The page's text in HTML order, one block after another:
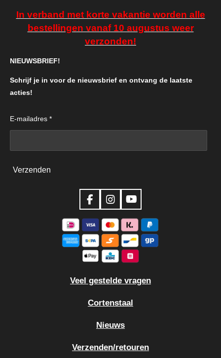
In verband met korte vakantie worden alle
bestellingen vanaf 10 augustus weer
verzonden!
NIEUWSBRIEF!
Schrijf je in voor de nieuwsbrief en ontvang de laatste
acties!
E-mailadres *
Verzenden
F
c
e
b
o
o
I
s
t
a
g
r
m
Y
u
T
u
b
e
Veel gestelde vragen
Cortenstaal
Nieuws
Verzenden/retouren